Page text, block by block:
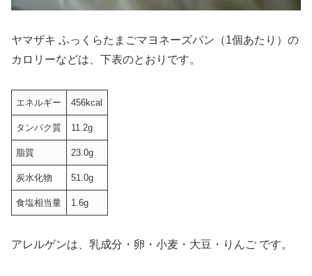
ヤマザキ ふっくらたまごマヨネーズパン（1個あたり）の
カロリーなどは、下表のとおりです。
エネルギー 456kcal
タンパク質 11.2g
脂質 23.0g
炭水化物 51.0g
食塩相当量 1.6g
アレルゲンは、乳成分・卵・小麦・大豆・りんご です。